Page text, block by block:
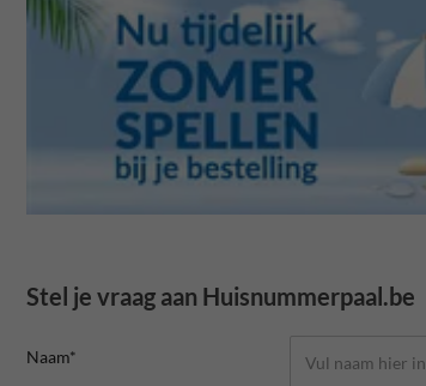
Stel je vraag aan Huisnummerpaal.be
Naam*